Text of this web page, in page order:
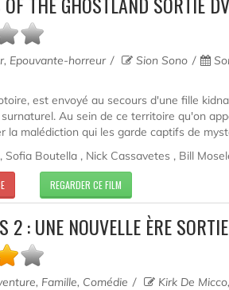
Epouvante-horreur Sion Sono
est envoyé au secours d'une fille
Au sein de ce territoire qu'on
la malédiction qui les garde captifs de
Boutella , Nick Cassavetes , Bill
REGARDER CE FILM
2 : UNE NOUVELLE ÈRE
Famille, Comédie
Kirk De